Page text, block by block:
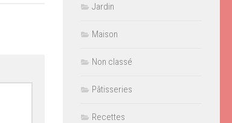
Jardin
Maison
Non classé
Pâtisseries
Recettes